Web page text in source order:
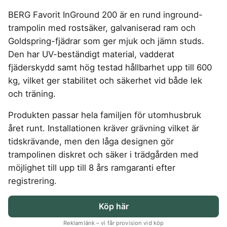
HUSHÅLLSAPPARATER
Robotdammsugare
Skaftdammsugare
Steamer
Strykjärn
KÖK
Airfryer
Brödrost
Dubbel Airfryer
Elvisp
Gjutjärnsgryta
Glassmaskin
Kaffebryggare
Kaffemaskin
Kockkniv
Liten airfryer
Skärbräda
Smashjärn
Stekpanna
VITVAROR
Diskmaskin
ÖVERVAKNING
GAMING
Gaming Dator
Gaming Headset
Gaming hörlursställ
Gaming Laptop
Gaming router
Gaming Skärm
Gaming Tangentbord
Gamingbord
Gamingmus
Gamingstol
Trådlösa Gaming Hörlurar
VR Headset
LJUD & BILD
75 Tum TV
Trådlösa hörlurar
TV 50 tum
TV 55 tum
FÖRSÄKRINGAR
Hundförsäkring
Kattförsäkring
MEDIA & TELEKOM
Bredband
Mobilabonnemang
Mobilt bredband
TV Abonnemang
Rödljusterapi
Skäggtrimmer
Toriska linser
ACCESSOARER
Solglasögon
KOSTTILLSKOTT
Berberine
Elektrolyter
Kollagen
Kosttillskott klimakteriet
Magnesium
NAD
NMN
Omega 3
Testosteron tillskott
5-manna tält
6-manna tält
Abborrespö
Familjetält
Jaktkängor
Campingbord
vandring
Pop-up tält
Taktält
Tält
Tält budget
Vandringsbyxor
dam
Vandringsskor
dam
Campingkudde
Flugspö
Luftmadrass
tält
Stavar
vandring
Vandringsbyxor
vandring
SPORT
Driver
Träningsklocka dam
Cykelhjälm barn
GPS Klocka barn
UTELEK & AKTIVITETER
Berg studsmatta
Gungställning
Lekstuga
Nedgrävd studsmatta
Oval studsmatta
Rektangulär studsmatta
Stor studsmatta
Studsmatta
Laddbox
Konsumentvägledning
BERG Favorit InGround 200 är en rund inground-
trampolin med rostsäker, galvaniserad ram och
Goldspring-fjädrar som ger mjuk och jämn studs.
Den har UV-beständigt material, vadderat
fjäderskydd samt hög testad hållbarhet upp till 600
kg, vilket ger stabilitet och säkerhet vid både lek
och träning.
Produkten passar hela familjen för utomhusbruk
året runt. Installationen kräver grävning vilket är
tidskrävande, men den låga designen gör
trampolinen diskret och säker i trädgården med
möjlighet till upp till 8 års ramgaranti efter
registrering.
Köp här
Reklamlänk – vi får provision vid köp